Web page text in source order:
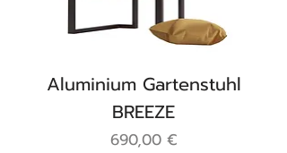
Aluminium Gartenstuhl
BREEZE
Preis
690,00 €